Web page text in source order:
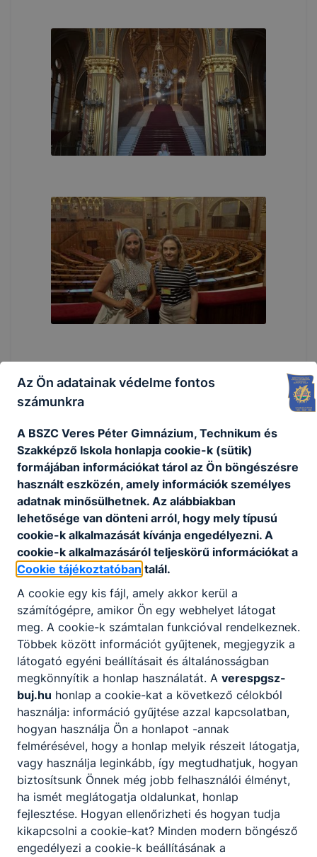
Az Ön adatainak védelme fontos
számunkra
A BSZC Veres Péter Gimnázium, Technikum és
Szakképző Iskola honlapja cookie-k (sütik)
formájában információkat tárol az Ön böngészésre
használt eszközén, amely információk személyes
adatnak minősülhetnek. Az alábbiakban
lehetősége van dönteni arról, hogy mely típusú
cookie-k alkalmazását kívánja engedélyezni. A
cookie-k alkalmazásáról teljeskörű információkat a
Cookie tájékoztatóban talál.
A cookie egy kis fájl, amely akkor kerül a
számítógépre, amikor Ön egy webhelyet látogat
meg. A cookie-k számtalan funkcióval rendelkeznek.
Többek között információt gyűjtenek, megjegyzik a
látogató egyéni beállításait és általánosságban
megkönnyítik a honlap használatát. A verespgsz-
buj.hu honlap a cookie-kat a következő célokból
használja: információ gyűjtése azzal kapcsolatban,
hogyan használja Ön a honlapot -annak
felmérésével, hogy a honlap melyik részeit látogatja,
vagy használja leginkább, így megtudhatjuk, hogyan
biztosítsunk Önnek még jobb felhasználói élményt,
ha ismét meglátogatja oldalunkat, honlap
fejlesztése. Hogyan ellenőrizheti és hogyan tudja
kikapcsolni a cookie-kat? Minden modern böngésző
engedélyezi a cookie-k beállításának a